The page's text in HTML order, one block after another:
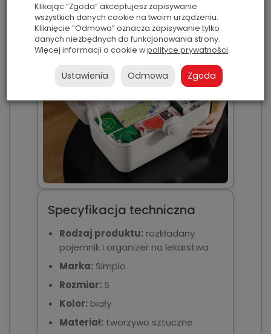
Specyfikacja techniczna
Rodzaj produktu: rozkładany
pojemnik i organizer na lekarstwa
Marka: Simplo
Rozmiar: S
Kolor: biały
Materiał: tworzywo sztuczne
Klikając “Zgoda” akceptujesz zapisywanie
wszystkich danych cookie na twoim urządzeniu.
Kliknięcie “Odmowa” oznacza zapisywanie tylko
danych niezbędnych do funkcjonowania strony.
Więcej informacji o cookie wpolityce prywatności.
Ustawienia Odmowa Zgoda